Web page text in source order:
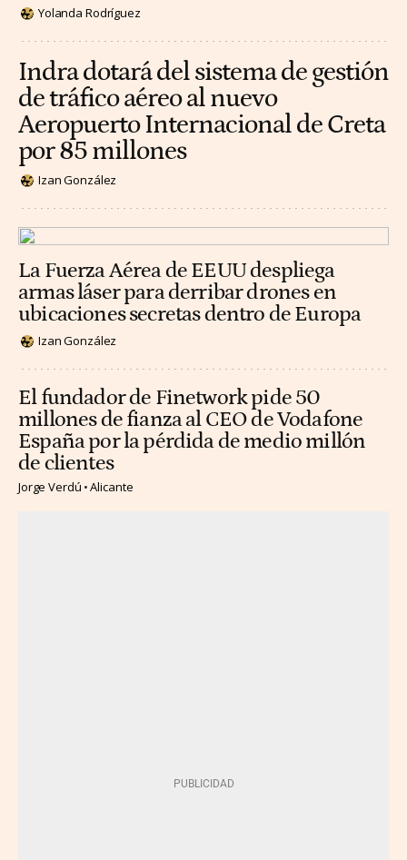
Yolanda Rodríguez
Indra dotará del sistema de gestión
de tráfico aéreo al nuevo
Aeropuerto Internacional de Creta
por 85 millones
Izan González
La Fuerza Aérea de EEUU despliega
armas láser para derribar drones en
ubicaciones secretas dentro de Europa
Izan González
El fundador de Finetwork pide 50
millones de fianza al CEO de Vodafone
España por la pérdida de medio millón
de clientes
Jorge Verdú Alicante